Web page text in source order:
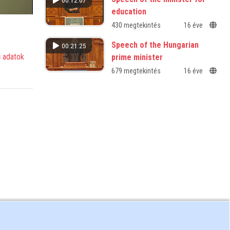
adatok
education
430 megtekintés 16 éve
00:21:25
Speech of the Hungarian
prime minister
679 megtekintés 16 éve